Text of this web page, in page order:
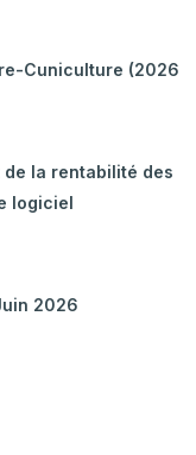
Cuniculture (2026
la rentabilité des
logiciel
2026